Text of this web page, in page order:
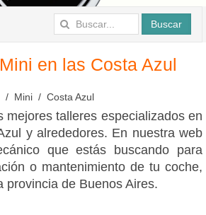
Buscar
en las Costa Azul
Mini Costa Azul
mejores talleres especializados en
y alrededores. En nuestra web
que estás buscando para
o mantenimiento de tu coche,
provincia de Buenos Aires.